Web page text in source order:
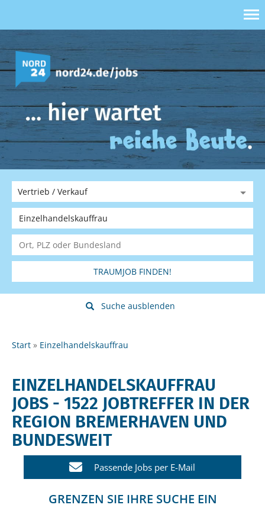
TRAUMJOB FINDEN!
Suche ausblenden
Start Einzelhandelskauffrau
EINZELHANDELSKAUFFRAU
JOBS - 1522 JOBTREFFER IN DER
REGION BREMERHAVEN UND
BUNDESWEIT
Passende Jobs per E-Mail
GRENZEN SIE IHRE SUCHE EIN